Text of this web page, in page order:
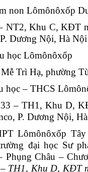
non Lômônôxốp
NT2, Khu C, KĐT
Dương Nội, Hà Nội
học Lômônôxốp
Trì Hạ, phường
học – THCS
– TH1, Khu D,
P. Dương Nội,
Lômônôxốp
đại học Sư
Phụng Châu –
TH1, Khu D, KĐT